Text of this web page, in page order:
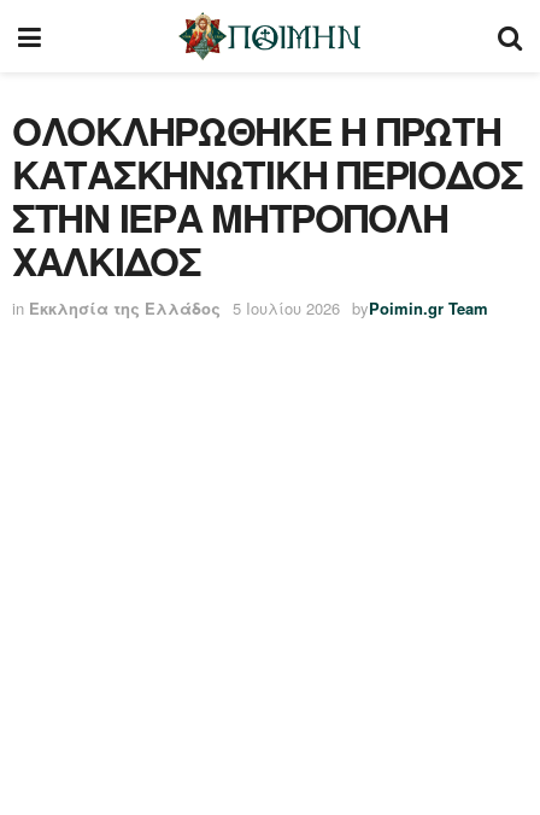
ΟΛΟΚΛΗΡΩΘΗΚΕ Η ΠΡΩΤΗ
ΚΑΤΑΣΚΗΝΩΤΙΚΗ ΠΕΡΙΟΔΟΣ
ΣΤΗΝ ΙΕΡΑ ΜΗΤΡΟΠΟΛΗ
ΧΑΛΚΙΔΟΣ
in Εκκλησία της Ελλάδος 5 Ιουλίου 2026 byPoimin.gr Team